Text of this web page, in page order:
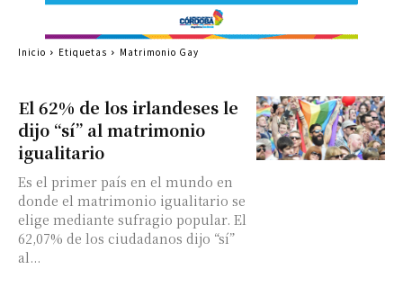
El 62% de los irlandeses le
dijo “sí” al matrimonio
igualitario
Es el primer país en el mundo en
donde el matrimonio igualitario se
elige mediante sufragio popular. El
62,07% de los ciudadanos dijo “sí”
al...
Inicio Etiquetas Matrimonio Gay